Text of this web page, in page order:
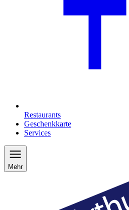
Restaurants
Geschenkkarte
Services
Mehr